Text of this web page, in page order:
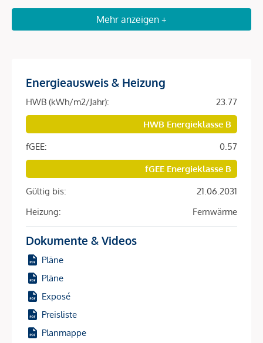
Highlight in der Umgebung ist das Konzerthaus Wien, eines
der bekanntesten Konzerthäuser der Stadt. Das Konzerthaus
Beschreibung *
Inmitten des 3. Wiener Gemeindebezirks liegt der 1899
errichtete Apostelhof. Im Rahmen einer umfassenden
Revitalisierung des Bestandes kombiniert mit einem
Neubau entstanden hier moderne und exklusive
Wohnungen mit teilweise großzügigen Freiflächen. Es bietet
sich die einzigartige Gelegenheit, eine charmante und
stilvolle Immobilie im Herzen Wiens zu erwerben.
Altbestand, über Backstein bis zum Neuzubau – lassen
ausreichend Spielraum für Individualität.
Der Altbestand besteht aus einem Straßentrakt mit zwei
Stiegen und einem Hoftrakt im Innenhof mit einer
wundervollen klassischen Backsteinfassade. Beide
Gebäudetrakte wurden äußerst gründlich und behutsam
Mehr anzeigen +
Energieausweis & Heizung
HWB (kWh/m2/Jahr):
23.77
HWB Energieklasse B
fGEE:
0.57
fGEE Energieklasse B
Gültig bis:
21.06.2031
Heizung:
Fernwärme
Dokumente & Videos
Pläne
Pläne
Exposé
Preisliste
Planmappe